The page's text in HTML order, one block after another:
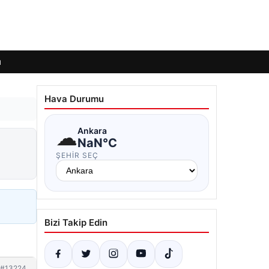
Hava Durumu
☁Ankara
NaN°C
ŞEHIR SEÇ
Bizi Takip Edin